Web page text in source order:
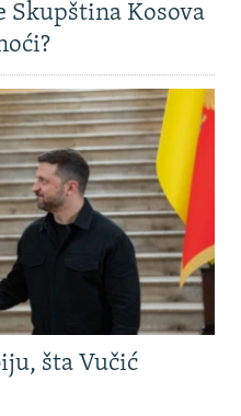
Skupština Kosova
šta Vučić